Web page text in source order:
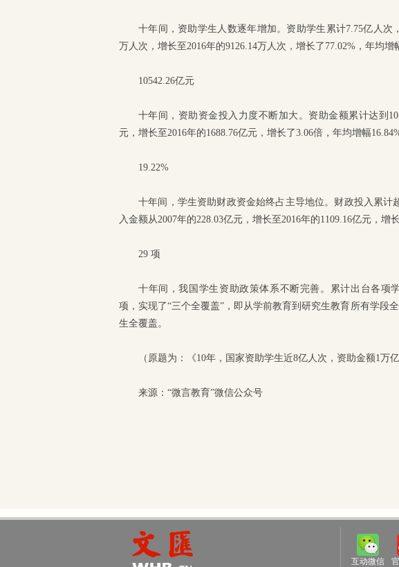
十年间，资助学生人数逐年增加。资助学生累计7.75亿人次
万人次，增长至2016年的9126.14万人次，增长了77.02%，年均增
10542.26亿元
十年间，资助资金投入力度不断加大。资助金额累计达到
元，增长至2016年的1688.76亿元，增长了3.06倍，年均增幅16.84%
19.22%
十年间，学生资助财政资金始终占主导地位。财政投入累计
入金额从2007年的228.03亿元，增长至2016年的1109.16亿元，增
29 项
十年间，我国学生资助政策体系不断完善。累计出台各项
项，实现了“三个全覆盖”，即从学前教育到研究生教育所有学段
生全覆盖。
（原题为：《10年，国家资助学生近8亿人次，资助金额1万亿
来源：“微言教育”微信公众号
互动微信